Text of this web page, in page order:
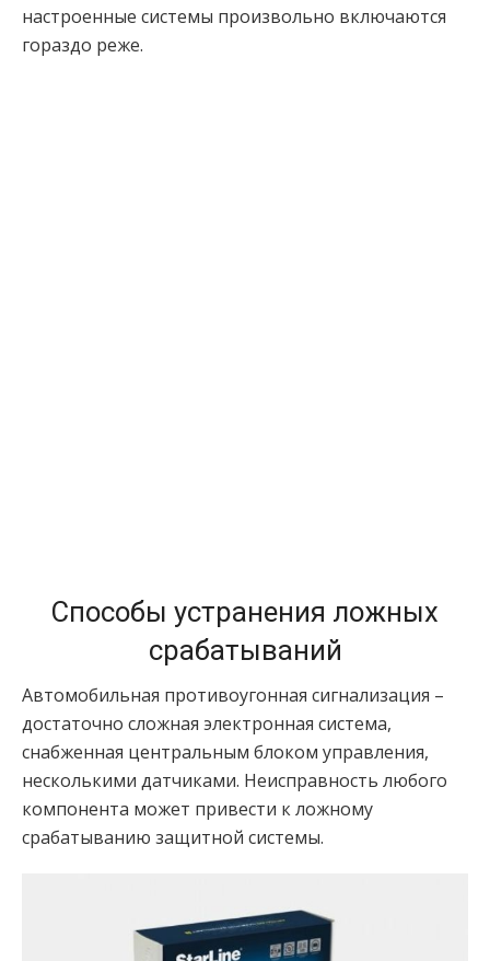
настроенные системы произвольно включаются
гораздо реже.
Способы устранения ложных
срабатываний
Автомобильная противоугонная сигнализация –
достаточно сложная электронная система,
снабженная центральным блоком управления,
несколькими датчиками. Неисправность любого
компонента может привести к ложному
срабатыванию защитной системы.